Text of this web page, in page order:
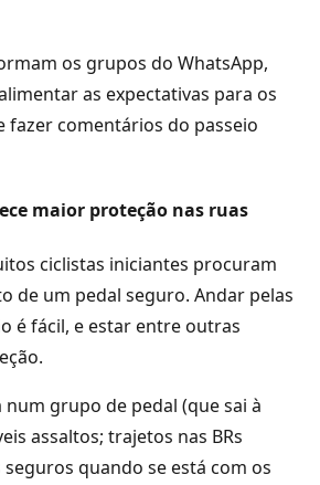
os grupos do WhatsApp,
as expectativas para os
fazer comentários do passeio
maior proteção nas ruas
ciclistas iniciantes procuram
de um pedal seguro. Andar pelas
é fácil, e estar entre outras
num grupo de pedal (que sai à
assaltos; trajetos nas BRs
quando se está com os